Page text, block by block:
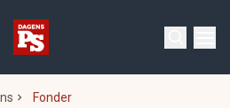
Fonder